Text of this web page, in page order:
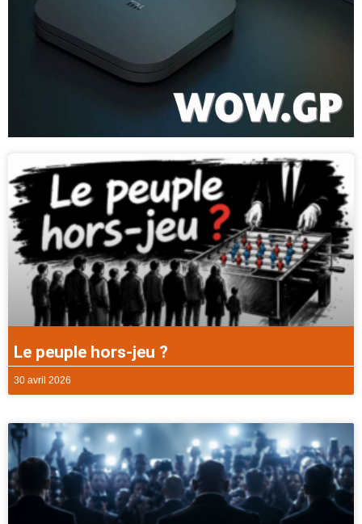
Le peuple hors-jeu ?
30 avril 2026